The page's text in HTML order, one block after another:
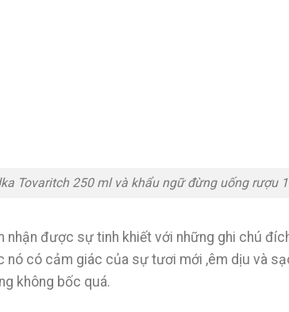
Tovaritch 250 ml và khẩu ngữ đừng uống rượu
được sự tinh khiết với những ghi chú
có cảm giác của sự tươi mới ,êm dịu và
không bốc quá.